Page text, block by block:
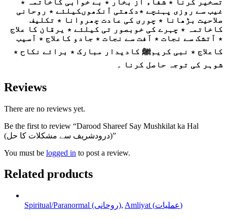
تسخیر کرنا ٭ شفاء از بخار ٭ بے خوابی کاخاتمہ ٭
غیب سے روزی پہنچے ٭دکھتی آنکھوںکیلئے ٭ روحانی
صلاحیت بڑھانا ٭ چوری کی عادت چھروانا ٭ تکلیف
کاخاتمہ ٭ چہرے کی خوبصور تی کیلئے ٭ یرقان کا علاج
٭ آتشک سے نجات ٭ آفت سے نجات ٭ جادو کاعلاج ٭ آسیب
کاعلاج ٭ نبی کریمﷺ کادیدار مبارک ٭ برائے نکاح ٭
شوہر کی توجہ حاصل کرنا ۔
Reviews
There are no reviews yet.
Be the first to review “Darood Shareef Say Mushkilat ka Hal
(درودشریف سے مشکلات کا حل)”
You must be logged in to post a review.
Related products
Spiritual/Paranormal (روحانی), Amliyat (عملیات)